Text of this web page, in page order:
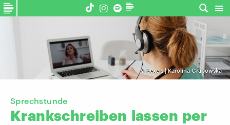
© Pexels | Karolina Grabowska
Sprechstunde
Krankschreiben lassen per